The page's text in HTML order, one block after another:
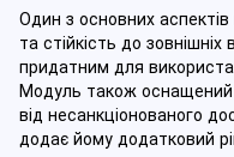
Один з основних
та стійкість до
придатним для
Модуль також оснащений
від несанкціонованого
додає йому додатковий